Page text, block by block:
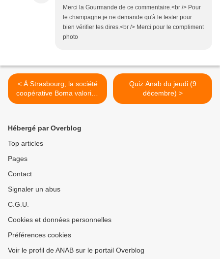
Merci la Gourmande de ce commentaire.<br /> Pour
le champagne je ne demande qu'à le tester pour
bien vérifier tes dires.<br /> Merci pour le compliment
photo
< À Strasbourg, la société
coopérative Boma valorise
les matériaux voués à la
Quiz Anab du jeudi (9
décembre) >
Hébergé par Overblog
Top articles
Pages
Contact
Signaler un abus
C.G.U.
Cookies et données personnelles
Préférences cookies
Voir le profil de ANAB sur le portail Overblog